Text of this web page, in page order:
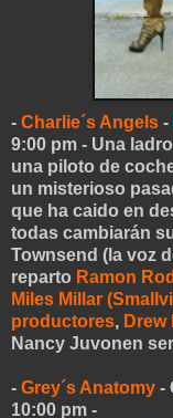
- Charlie´s Angels -
9:00 pm - Una
una piloto de
un misterioso
que ha caido en
todas cambiarán
Townsend (la voz
reparto Ramon
Miles Millar
productores,
Nancy Juvonen
- Grey´s Anatomy -
10:00 pm -